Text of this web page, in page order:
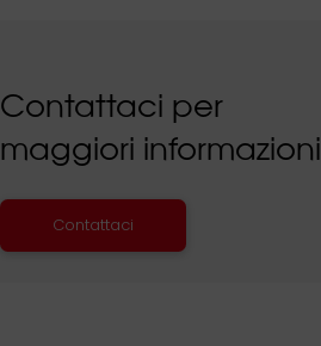
Contattaci per
maggiori informazioni
Contattaci